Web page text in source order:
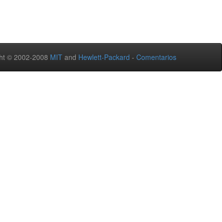
© 2002-2008 MIT and Hewlett-Packard - Comentarios